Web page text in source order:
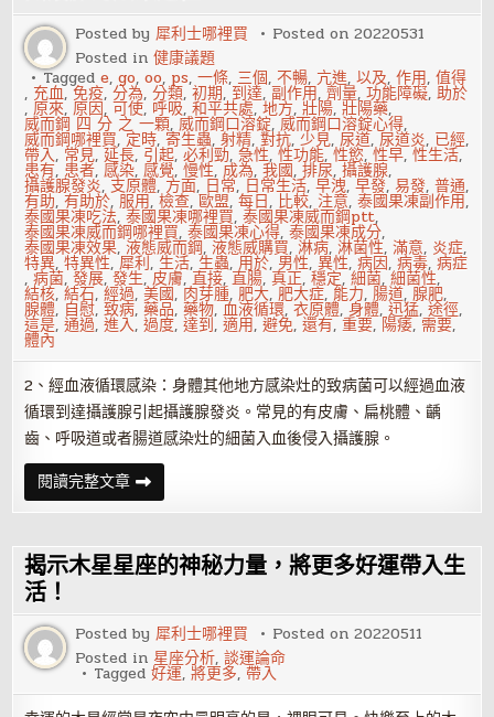
么
風
水
問
題
Posted by犀利士哪裡買 Posted on20220531
Posted in健康議題
Taggede,go,oo, ps,一條, 三個,不暢, 亢進,以及,作用,值得
, 充血,免疫,分為,分類,初期, 到達,副作用,劑量,功能障礙,助於
,原來,原因,可使, 呼吸,和平共處,地方,壯陽,壯陽藥,
威而鋼 四 分 之 一顆,威而鋼口溶錠,威而鋼口溶錠心得,
威而鋼哪裡買, 定時,寄生蟲,射精,對抗,少見,尿道,尿道炎, 已經,
帶入, 常見,延長, 引起,必利勁,急性,性功能,性慾,性早,性生活,
患有, 患者,感染,感覺,慢性, 成為,我國,排尿,攝護腺,
攝護腺發炎,支原體, 方面, 日常, 日常生活,早洩,早發,易發,普通,
有助,有助於,服用,檢查,歐盟,每日, 比較, 注意,泰國果凍副作用,
泰國果凍吃法,泰國果凍哪裡買,泰國果凍威而鋼ptt,
泰國果凍威而鋼哪裡買,泰國果凍心得,泰國果凍成分,
泰國果凍效果,液態威而鋼,液態威購買,淋病,淋菌性,滿意, 炎症,
特異,特異性,犀利,生活,生蟲, 用於, 男性,異性,病因,病毒,病症
,病菌,發展,發生,皮膚,直接,直腸,真正,穩定,細菌,細菌性,
結核,結石,經過,美國, 肉芽腫,肥大,肥大症,能力,腸道,腺肥,
腺體, 自慰,致病,藥品,藥物,血液循環,衣原體,身體,迅猛,途徑,
這是,通過,進入,過度,達到,適用,避免,還有,重要, 陽痿, 需要,
體內
2、經血液循環感染：身體其他地方感染灶的致病菌可以經過血液
循環到達攝護腺引起攝護腺發炎。常見的有皮膚、扁桃體、齲
齒、呼吸道或者腸道感染灶的細菌入血後侵入攝護腺。
閱讀完整文章攝
護
腺
感
染
途
揭示木星星座的神秘力量，將更多好運帶入生
活！
Posted by犀利士哪裡買 Posted on20220511
Posted in 星座分析,談運論命
Tagged好運,將更多,帶入